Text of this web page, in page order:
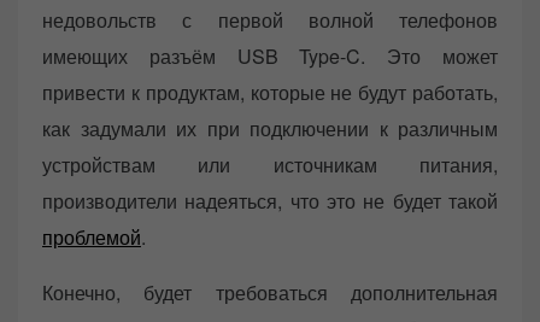
недовольств с первой волной телефонов
имеющих разъём USB Type-C. Это может
привести к продуктам, которые не будут работать,
как задумали их при подключении к различным
устройствам или источникам питания,
производители надеяться, что это не будет такой
проблемой.
Конечно, будет требоваться дополнительная